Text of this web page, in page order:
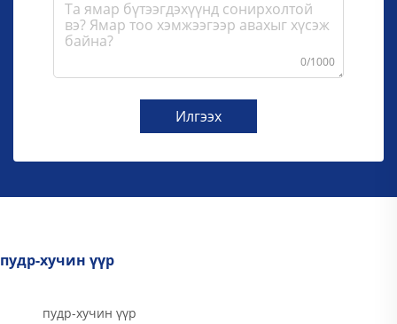
0/1000
Илгээх
пудр-хучин үүр
пудр-хучин үүр